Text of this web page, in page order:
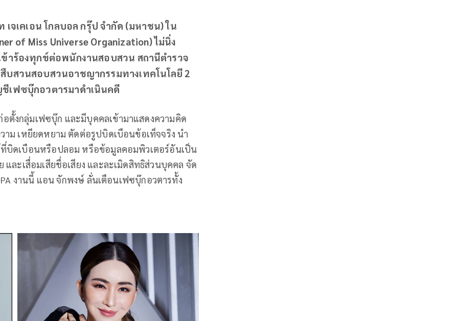
จเคเอน โกลบอล กรุ๊ป จำกัด (มหาชน) ใน
of Miss Universe Organization) ไม่นิ่ง
าร้องทุกข์ต่อพนักงานสอบสวน สถานีตำรวจ
บสวนสอบสวนอาชญากรรมทางเทคโนโลยี 2
เฟซบุ๊กอวตารมาดำเนินคดี
ตั้งกลุ่มเฟซบุ๊ก และมีบุคคลเข้ามาแสดงความคิด
ม เหยียดหยาม ตัดต่อรูปบิดเบือนข้อเท็จจริง นำ
บิดเบือนหรือปลอม หรือข้อมูลคอมพิวเตอร์อันเป็น
ละเสื่อมเสียชื่อเสียง และละเมิดสิทธิส่วนบุคคล จัด
งานนี้ แอน จักพงษ์ ลั่นเตือนเฟซบุ๊กอวตารทั้ง